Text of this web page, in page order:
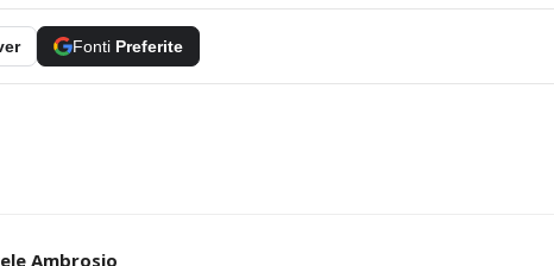
Fonti Preferite
Ambrosio